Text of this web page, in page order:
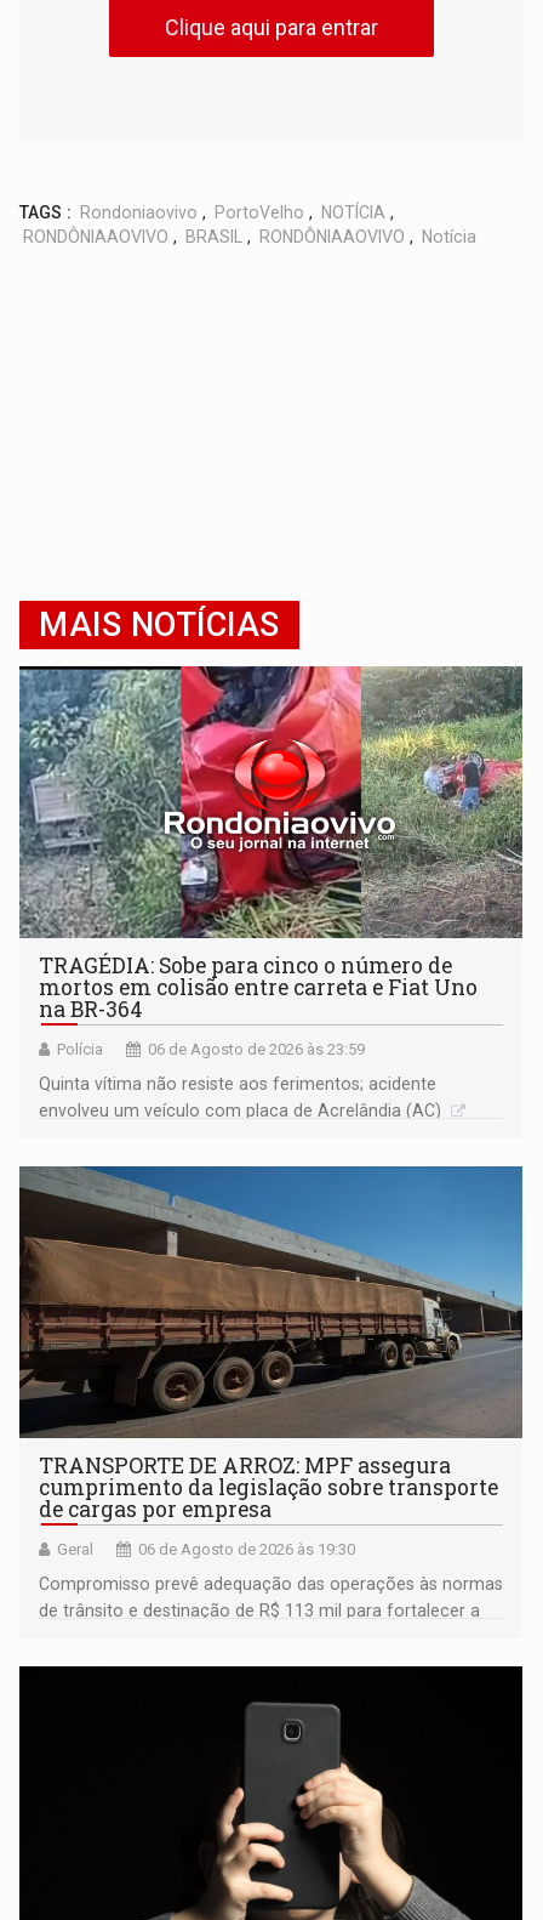
Clique aqui para entrar
TAGS : Rondoniaovivo , PortoVelho , NOTÍCIA ,
RONDÔNIAAOVIVO , BRASIL , RONDÔNIAAOVIVO , Notícia
MAIS NOTÍCIAS
TRAGÉDIA: Sobe para cinco o número de
mortos em colisão entre carreta e Fiat Uno
na BR-364
Polícia 06 de Agosto de 2026 às 23:59
Quinta vítima não resiste aos ferimentos; acidente
envolveu um veículo com placa de Acrelândia (AC)
TRANSPORTE DE ARROZ: MPF assegura
cumprimento da legislação sobre transporte
de cargas por empresa
Geral 06 de Agosto de 2026 às 19:30
Compromisso prevê adequação das operações às normas
de trânsito e destinação de R$ 113 mil para fortalecer a